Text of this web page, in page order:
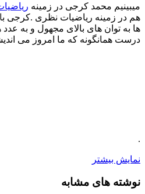
میبینیم محمد کرجی در زمینه
هم در زمینه ریاضیات نظری .کرجی با
ها به توان های بالای مجهول و به
درست همانگونه که ما امروز می
.
نمایش بیشتر
نوشته های مشابه